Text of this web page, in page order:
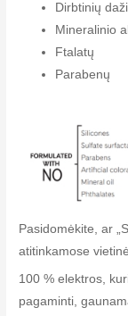
Dirbtinių
Mineralinio
Ftalatų
Parabenų
Pasidomėkite, ar
atitinkamose
100 % elektros,
pagaminti,